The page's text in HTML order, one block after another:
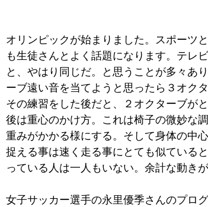
オリンピックが始まりました。スポーツ
も生徒さんとよく話題になります。テレ
と、やはり同じだ。と思うことが多々あ
ーブ遠い音を当てようと思ったら３オク
その練習をした後だと、２オクターブが
後は重心のかけ方。これは椅子の微妙な
重みがかかる様にする。そして身体の中
捉える事は速く走る事にとても似ている
っている人は一人もいない。余計な動き
女子サッカー選手の永里優季さんのプロ